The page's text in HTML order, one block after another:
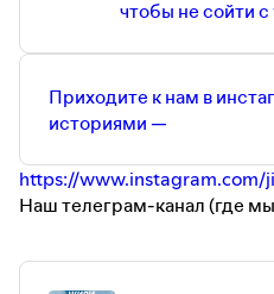
Телеграм-канал Даши Жук
Поддержать нас на Patreon
Наша почта тут —
чтобы не сойти
Приходите к нам в
историями —
https://www.instagram.com/
Наш телеграм-канал (где
https://t.me/Jivi_xorosho